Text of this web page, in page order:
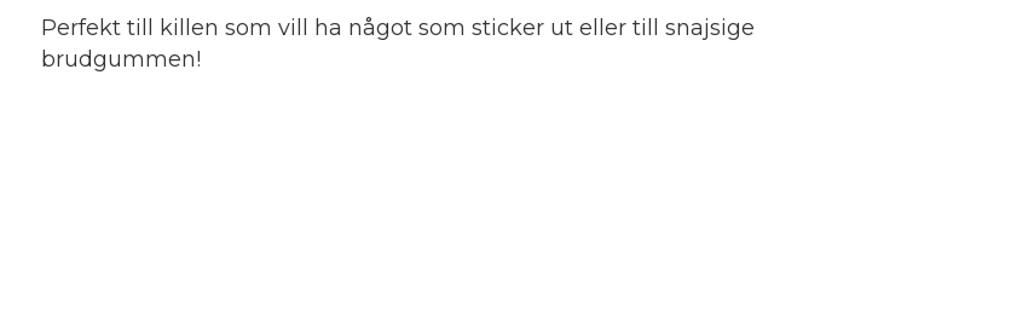
Perfekt till killen som vill ha något som sticker ut eller till snajsige
brudgummen!